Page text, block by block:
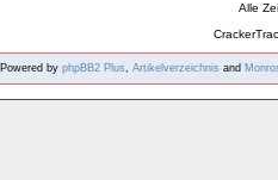
Alle
Powered by phpBB2 Plus, Artikelverzeichnis and